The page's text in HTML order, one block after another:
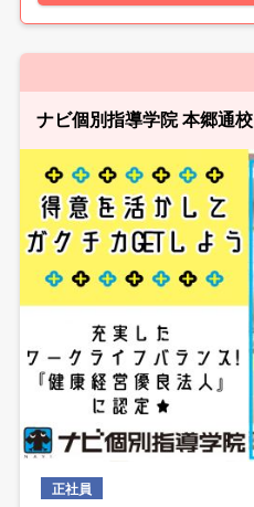
ナビ個別指導学院 本郷通校
正社員